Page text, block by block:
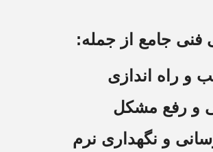
فنی جامع از جمله:
و راه اندازی
و رفع مشکل
و نگهداری نرم